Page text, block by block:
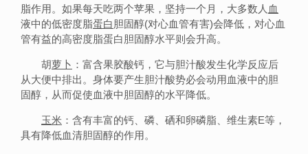
脂作用。如果每天吃两个苹果，坚持一个月，大多数人 血
液中的低密度脂蛋白胆固醇(对心血管有害)会降低，对心血
管有益的高密度脂蛋白胆固醇水平则会升高。
胡萝卜 ：富含果胶酸钙，它与胆汁酸发生化学反应后
从大便中排出。身体要产生胆汁酸势必会动用血液中的胆
固醇，从而促使血液中胆固醇的水平降低。
玉米 ：含有丰富的钙、磷、硒和卵磷脂、维生素E等，
具有降低血清胆固醇的作用。